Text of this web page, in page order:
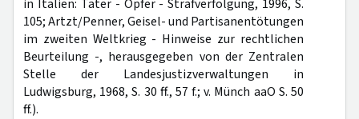
in Italien: Täter - Opfer - Strafverfolgung, 1996, S.
105; Artzt/Penner, Geisel- und Partisanentötungen
im zweiten Weltkrieg - Hinweise zur rechtlichen
Beurteilung -, herausgegeben von der Zentralen
Stelle der Landesjustizverwaltungen in
Ludwigsburg, 1968, S. 30 ff., 57 f.; v. Münch aaO S. 50
ff.).